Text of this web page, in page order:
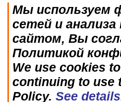
Мы используем
сетей и
сайтом, Вы
Политикой
We use cookies
continuing to use
Policy. See details